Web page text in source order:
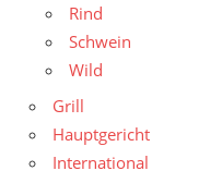
Rind
Schwein
Wild
Grill
Hauptgericht
International